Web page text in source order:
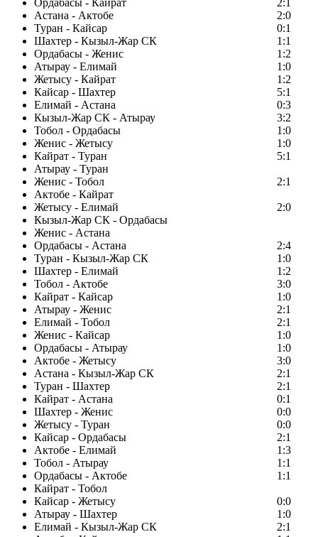
Ордабасы - Кайрат
2:1
Астана - Актобе
2:0
Туран - Кайсар
0:1
Шахтер - Кызыл-Жар СК
1:1
Ордабасы - Женис
1:2
Атырау - Елимай
1:0
Жетысу - Кайрат
1:2
Кайсар - Шахтер
5:1
Елимай - Астана
0:3
Кызыл-Жар СК - Атырау
3:2
Тобол - Ордабасы
1:0
Женис - Жетысу
1:0
Кайрат - Туран
5:1
Атырау - Туран
Женис - Тобол
2:1
Актобе - Кайрат
Жетысу - Елимай
2:0
Кызыл-Жар СК - Ордабасы
Женис - Астана
Ордабасы - Астана
2:4
Туран - Кызыл-Жар СК
1:0
Шахтер - Елимай
1:2
Тобол - Актобе
3:0
Кайрат - Кайсар
1:0
Атырау - Женис
2:1
Елимай - Тобол
2:1
Женис - Кайсар
1:0
Ордабасы - Атырау
1:0
Актобе - Жетысу
3:0
Астана - Кызыл-Жар СК
2:1
Туран - Шахтер
2:1
Кайрат - Астана
0:1
Шахтер - Женис
0:0
Жетысу - Туран
0:0
Кайсар - Ордабасы
2:1
Актобе - Елимай
1:3
Тобол - Атырау
1:1
Ордабасы - Актобе
1:1
Кайрат - Тобол
Кайсар - Жетысу
0:0
Атырау - Шахтер
1:0
Елимай - Кызыл-Жар СК
2:1